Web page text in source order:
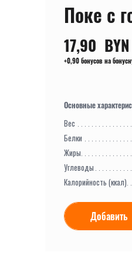
Поке с
17,90
  BYN
+0,90 бонусов на
Вес
Белки
Жиры
Углеводы
Калорийность (ккал)
Добавить